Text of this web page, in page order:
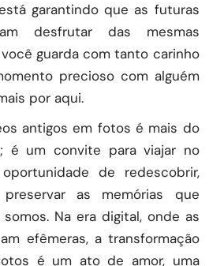
garantindo que as futuras
desfrutar das mesmas
guarda com tanto carinho
precioso com alguém
por aqui.
antigos em fotos é mais do
é um convite para viajar no
de redescobrir,
as memórias que
Na era digital, onde as
efêmeras, a transformação
é um ato de amor, uma